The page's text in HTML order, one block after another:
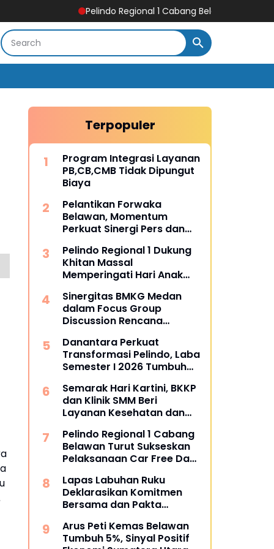
Pelindo Regional 1 Cabang Belawan Turut Sukseskan
Terpopuler
Program Integrasi Layanan
PB,CB,CMB Tidak Dipungut
Biaya
Pelantikan Forwaka
Belawan, Momentum
Perkuat Sinergi Pers dan
Pelindo Regional 1 Dukung
Khitan Massal
Memperingati Hari Anak
Sinergitas BMKG Medan
dalam Focus Group
Discussion Rencana
Sumatra Utara
Danantara Perkuat
Transformasi Pelindo, Laba
Semester I 2026 Tumbuh
Semarak Hari Kartini, BKKP
dan Klinik SMM Beri
Layanan Kesehatan dan
Sektor Transportasi
Maritim
Pelindo Regional 1 Cabang
Belawan Turut Sukseskan
Pelaksanaan Car Free Day
Lapas Labuhan Ruku
Deklarasikan Komitmen
Bersama dan Pakta
Arus Peti Kemas Belawan
Tumbuh 5%, Sinyal Positif